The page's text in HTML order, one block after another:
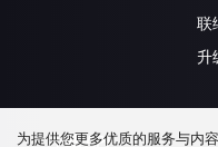
联
升
下载 APP
为提供您更多优质的服务与内